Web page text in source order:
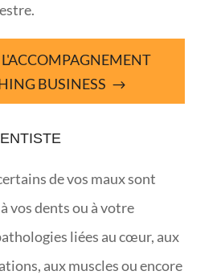
BUSINESS
de vos maux sont
vos dents ou à votre
liées au cœur, aux
aux muscles ou encore